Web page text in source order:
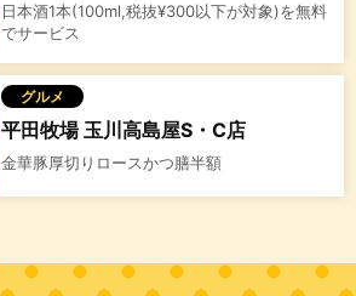
日本酒1本(100ml,税抜¥300以下が対象)を無料
でサービス
グルメ
平田牧場 玉川高島屋S・C店
金華豚厚切りロースかつ膳半額